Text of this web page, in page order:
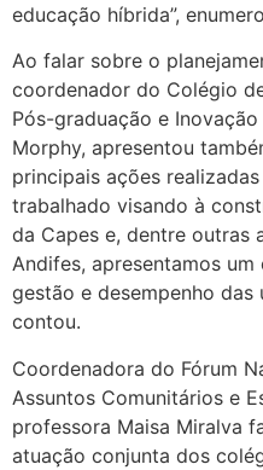
educação híbrida”,
Ao falar sobre o
coordenador do Colégio
Pós-graduação e Inovação
Morphy, apresentou
principais ações
trabalhado visando à
da Capes e, dentre outras
Andifes, apresentamos
gestão e desempenho das
contou.
Coordenadora do Fórum
Assuntos Comunitários e
professora Maisa Miralva
atuação conjunta dos